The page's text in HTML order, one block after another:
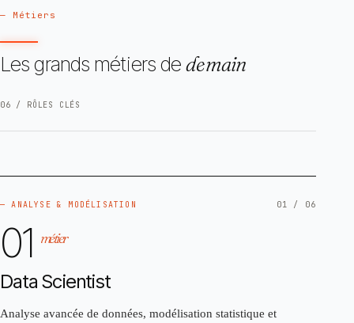
— Métiers
Les grands métiers dedemain
06 / RÔLES CLÉS
— ANALYSE & MODÉLISATION 01 / 06
01 métier
Data Scientist
Analyse avancée de données, modélisation statistique et